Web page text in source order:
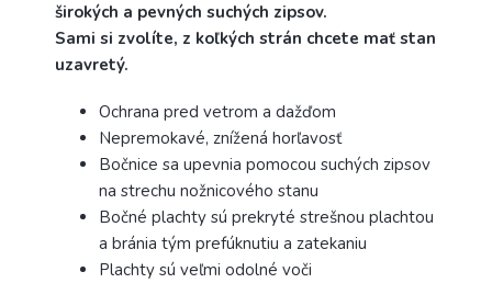
širokých a pevných suchých zipsov.
Sami si zvolíte, z koľkých strán chcete mať stan
uzavretý.
Ochrana pred vetrom a dažďom
Nepremokavé, znížená horľavosť
Bočnice sa upevnia pomocou suchých zipsov
na strechu nožnicového stanu
Bočné plachty sú prekryté strešnou plachtou
a bránia tým prefúknutiu a zatekaniu
Plachty sú veľmi odolné voči